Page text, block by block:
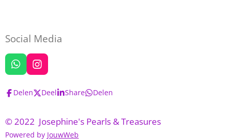
Social Media
W
h
a
t
A
p
p
I
n
s
t
g
r
a
Delen Deel Share Delen
© 2022 Josephine's Pearls & Treasures
Powered by JouwWeb